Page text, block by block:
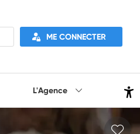
ME CONNECTER
L'Agence